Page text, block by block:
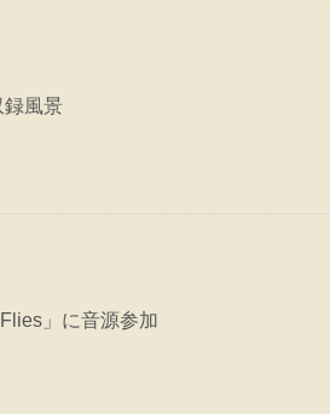
録風景
」に音源参加